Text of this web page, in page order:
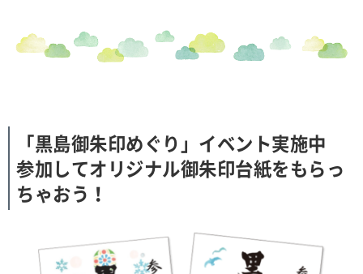
「黒島御朱印めぐり」イベント実施中
参加してオリジナル御朱印台紙をもらっ
ちゃおう！